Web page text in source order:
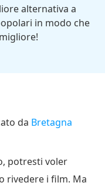
alternativa a
in modo che
da Bretagna
potresti voler
rivedere i film. Ma